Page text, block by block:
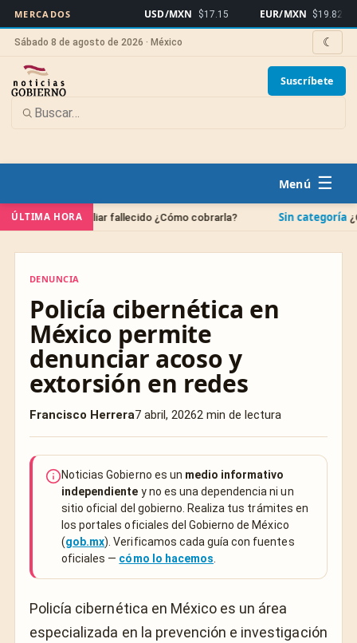
MERCADOS USD/MXN $17.15 EUR/MXN $19.82
Sábado 8 de agosto de 2026 · México ☾
Suscríbete
☰
ÚLTIMA HORA
familiar fallecido ¿Cómo cobrarla? Sin categoría¿Cuándo se
DENUNCIA
Policía cibernética en
México permite
denunciar acoso y
extorsión en redes
Francisco Herrera7 abril, 20262 min de lectura
Noticias Gobierno es un medio informativo
independiente y no es una dependencia ni un
sitio oficial del gobierno. Realiza tus trámites en
los portales oficiales del Gobierno de México
(gob.mx). Verificamos cada guía con fuentes
oficiales — cómo lo hacemos
Policía cibernética en México es un área
especializada en la prevención e investigación